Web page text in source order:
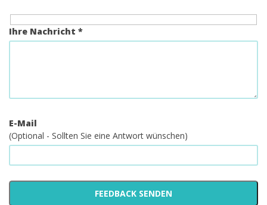
Ihre Nachricht *
E-Mail
(Optional - Sollten Sie eine Antwort wünschen)